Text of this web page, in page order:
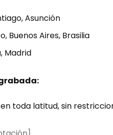
Asunción
Buenos Aires, Brasilia
Madrid
toda latitud, sin